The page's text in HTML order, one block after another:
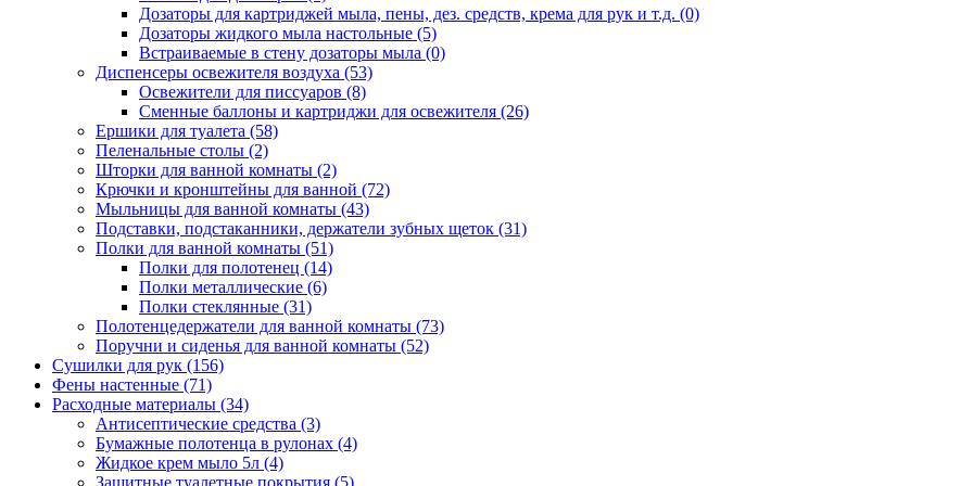
Дозаторы для картриджей мыла, пены, дез. средств, крема для рук и т.д. (0)
Дозаторы жидкого мыла настольные (5)
Встраиваемые в стену дозаторы мыла (0)
Диспенсеры освежителя воздуха (53)
Освежители для писсуаров (8)
Сменные баллоны и картриджи для освежителя (26)
Ершики для туалета (58)
Пеленальные столы (2)
Шторки для ванной комнаты (2)
Крючки и кронштейны для ванной (72)
Мыльницы для ванной комнаты (43)
Подставки, подстаканники, держатели зубных щеток (31)
Полки для ванной комнаты (51)
Полки для полотенец (14)
Полки металлические (6)
Полки стеклянные (31)
Полотенцедержатели для ванной комнаты (73)
Поручни и сиденья для ванной комнаты (52)
Сушилки для рук (156)
Фены настенные (71)
Расходные материалы (34)
Антисептические средства (3)
Бумажные полотенца в рулонах (4)
Жидкое крем мыло 5л (4)
Защитные туалетные покрытия (5)